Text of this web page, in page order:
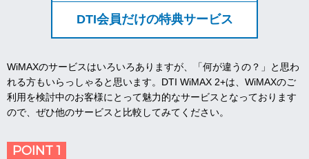
DTI会員だけの特典サービス
WiMAXのサービスはいろいろありますが、「何が違うの？」と思わ
れる方もいらっしゃると思います。DTI WiMAX 2+は、WiMAXのご
利用を検討中のお客様にとって魅力的なサービスとなっております
ので、ぜひ他のサービスと比較してみてください。
POINT 1